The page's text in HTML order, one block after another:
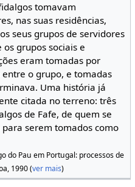
tomavam
nas suas residências,
seus grupos de servidores
grupos sociais e
eram tomadas por
o grupo, e tomadas
Uma história já
citada no terreno: três
de Fafe, de quem se
serem tomados como
do Pau em Portugal: processos de
1990 (ver mais)